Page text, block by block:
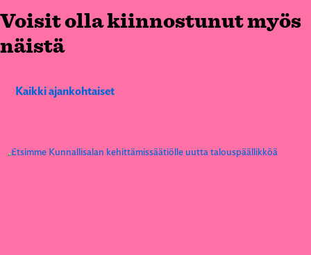
Voisit olla kiinnostunut myös
näistä
Kaikki ajankohtaiset